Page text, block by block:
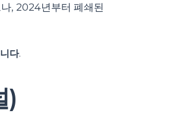
, 2024년부터 폐쇄된
다.
)